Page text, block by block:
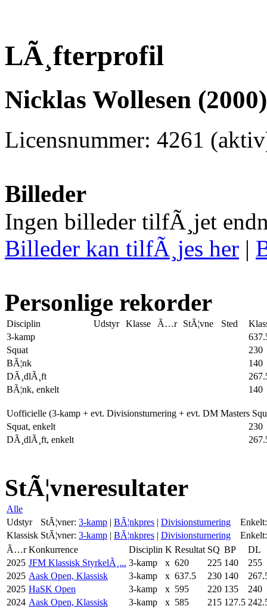
LÃ¸fterprofil
Nicklas Wollesen
Licensnummer: 4261
Billeder
Ingen billeder tilfÃ¸jet
Billeder kan tilfÃ¸jes her |
Personlige rekorder
Disciplin Udstyr Klasse Ã…r StÃ¦vne Sted
3-kamp
Squat
230
BÃ¦nk
140
DÃ¸dlÃ¸ft
BÃ¦nk, enkelt
140
Uofficielle (3-kamp + evt. Divisionsturnering + evt. DM Masters
Squat, enkelt
230
DÃ¸dlÃ¸ft, enkelt
StÃ¦vneresultater
Alle
Udstyr
StÃ¦vner: 3-kamp | BÃ¦nkpres | Divisionsturnering
Enkelt:
Klassisk StÃ¦vner: 3-kamp | BÃ¦nkpres | Divisionsturnering
Enkelt:
Ã…r Konkurrence Disciplin K Resultat SQ BP
DL
2025 JFM Klassisk StyrkelÃ¸... 3-kamp x 620 225 140
255
2025 Aask Open, Klassisk 3-kamp x 637.5 230 140
2025 HaSK Open 3-kamp x 595 220 135
240
2024 Aask Open, Klassisk 3-kamp x 585 215 127.5